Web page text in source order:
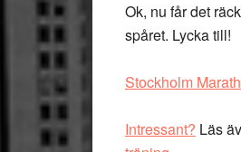
Ok, nu får det
spåret. Lycka till!
Stockholm
Intressant? Läs